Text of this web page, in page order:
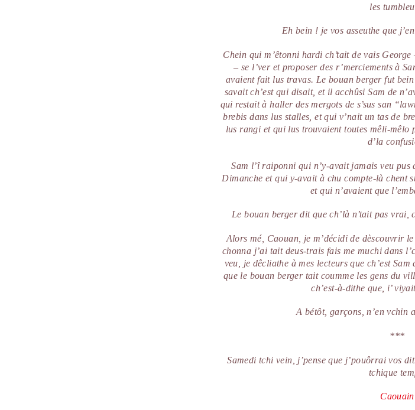
les
Eh bein ! je vos asseuthe que
Chein qui m’êtonni hardi ch’tait de vais
– se l’ver et proposer des r’merciements à
avaient fait lus travas. Le bouan berger fut
savait ch’est qui disait, et il acchûsi Sam de
qui restait à haller des mergots de s’sus san
brebis dans lus stalles, et qui v’nait un tas de
lus rangi et qui lus trouvaient toutes mêli-mêlo
d’la
Sam l’î raiponni qui n’y-avait jamais veu pus
Dimanche et qui y-avait à chu compte-là chent
et qui n’avaient que
Le bouan berger dit que ch’là n’tait pas vrai,
Alors mé, Caouan, je m’décidi de dèscouvrir
chonna j’ai tait deus-trais fais me muchi dans
veu, je dêcliathe à mes lecteurs que ch’est
que le bouan berger tait coumme les gens du
ch’est-à-dithe que, i’
A bétôt, garçons, n’en vchin
***
Samedi tchi vein, j’pense que j’pouôrrai vos
tchique
Caouain